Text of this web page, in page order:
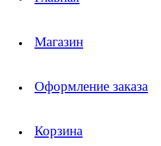
Магазин
Оформление заказа
Корзина